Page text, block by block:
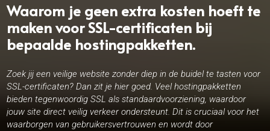
Waarom je geen extra kosten hoeft te
maken voor SSL-certificaten bij
bepaalde hostingpakketten.​
Zoek jij een veilige website zonder diep in de buidel te tasten voor
SSL-certificaten? Dan zit je hier goed. Veel hostingpakketten
bieden tegenwoordig SSL als standaardvoorziening, waardoor
jouw site direct veilig verkeer ondersteunt. Dit is cruciaal voor het
waarborgen van gebruikersvertrouwen en wordt door